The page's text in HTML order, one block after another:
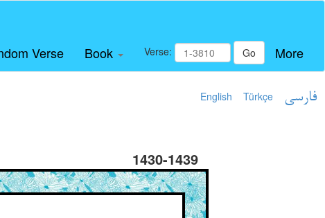
Verse Book Verse: Go More
English Türkçe فارسی
1430-1439